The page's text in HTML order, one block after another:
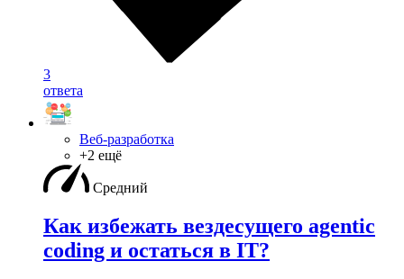
3
ответа
Веб-разработка
+2 ещё
Средний
Как избежать вездесущего agentic
coding и остаться в IT?